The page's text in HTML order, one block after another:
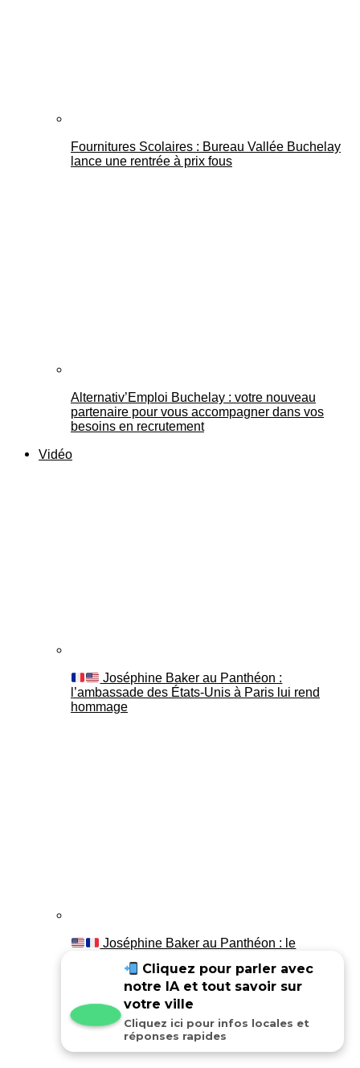
Fournitures Scolaires : Bureau Vallée Buchelay
lance une rentrée à prix fous
Alternativ’Emploi Buchelay : votre nouveau
partenaire pour vous accompagner dans vos
besoins en recrutement
Vidéo
Joséphine Baker au Panthéon :
l’ambassade des États-Unis à Paris lui rend
hommage
Joséphine Baker au Panthéon : le
Cliquez pour parler avec
notre IA et tout savoir sur
votre ville
Cliquez ici pour infos locales et
réponses rapides